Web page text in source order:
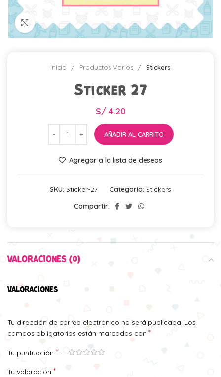
Click para agrandar
Inicio Productos Varios Stickers
Sticker 27
S/4.20
AÑADIR AL CARRITO
Agregar a la lista de deseos
SKU: Sticker-27 Categoría: Stickers
Compartir:
VALORACIONES (0)
VALORACIONES
Tu dirección de correo electrónico no será publicada. Los
campos obligatorios están marcados con *
Tu puntuación *
Tu valoración *